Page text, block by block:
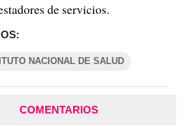
de servicios.
NACIONAL DE SALUD
COMENTARIOS